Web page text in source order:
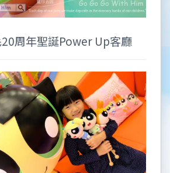
周年聖誕Power Up客廳